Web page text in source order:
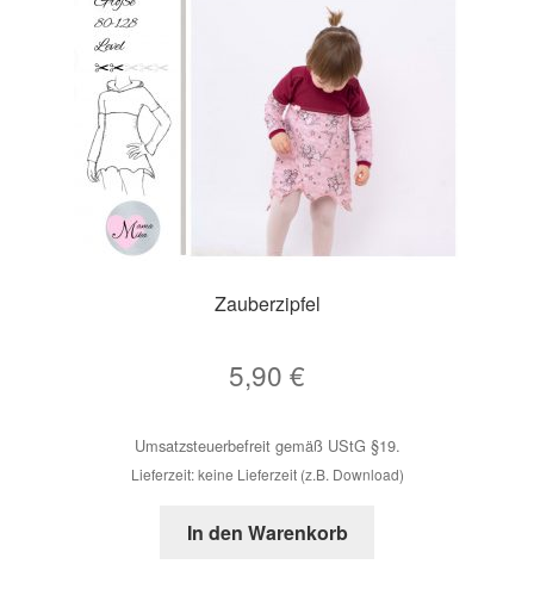
Zauberzipfel
5,90 €
Umsatzsteuerbefreit gemäß UStG §19.
Lieferzeit: keine Lieferzeit (z.B. Download)
In den Warenkorb